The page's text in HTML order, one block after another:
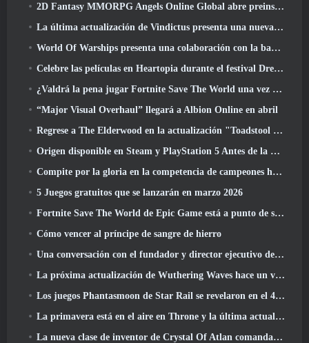
2D Fantasy MMORPG Angels Online Global abre preinscripción
La última actualización de Vindictus presenta una nueva incursión en la que los jugadores se enfrentarán al Guardián de Caliburn
World Of Warships presenta una colaboración con la banda sueca de heavy metal Sabaton
Celebre las películas en Heartopia durante el festival Dreamlight Cinematics
¿Valdrá la pena jugar Fortnite Save The World una vez que sea gratis??
“Major Visual Overhaul” llegará a Albion Online en abril
Regrese a The Elderwood en la actualización "Toadstool Tales" de Palia
Origen disponible en Steam y PlayStation 5 Antes de la marcha 23 Lanzamiento
Compite por la gloria en la competencia de campeones huecos de New Eridu en la próxima actualización de Zenless Zone Zero
5 Juegos gratuitos que se lanzarán en marzo 2026
Fortnite Save The World de Epic Game está a punto de ser un juego gratuito
Cómo vencer al príncipe de sangre de hierro
Una conversación con el fundador y director ejecutivo de Netmarble, Ken Kim, sobre MONGIL: Buceo estelar
La próxima actualización de Wuthering Waves hace un viaje al “lado oscuro”
Los juegos Phantasmoon de Star Rail se revelaron en el 4.1 Programa Especial
La primavera está en el aire en Throne y la última actualización de Liberty
La nueva clase de inventor de Crystal Of Atlan comanda a los Magitech Mechs en la batalla